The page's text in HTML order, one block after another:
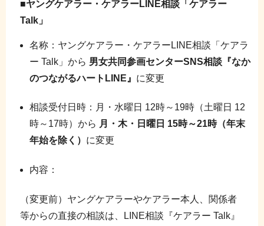
■ヤングケアラー・ケアラーLINE相談「ケアラー
Talk」
名称：ヤングケアラー・ケアラーLINE相談「ケアラ
ー Talk」から 男女共同参画センターSNS相談『なか
のつながるハートLINE』 に変更
相談受付日時：月・水曜日 12時～19時（土曜日 12
時～17時）から 月・木・日曜日 15時～21時（年末
年始を除く） に変更
内容：
（変更前）ヤングケアラーやケアラー本人、関係者
等からの直接の相談は、LINE相談『ケアラー Talk』